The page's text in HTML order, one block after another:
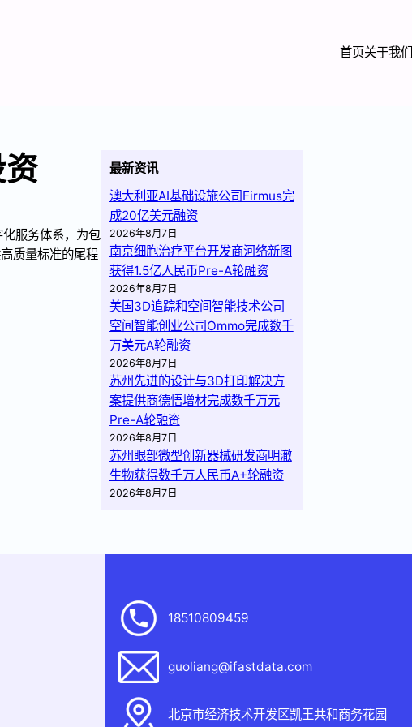
首页关于我们
服务体系，为包
质量标准的尾程
最新资讯
澳大利亚AI基础设施公司Firmus完
成20亿美元融资
2026年8月7日
南京细胞治疗平台开发商河络新图
获得1.5亿人民币Pre-A轮融资
2026年8月7日
美国3D追踪和空间智能技术公司
空间智能创业公司Ommo完成数千
万美元A轮融资
2026年8月7日
苏州先进的设计与3D打印解决方
案提供商德悟增材完成数千万元
Pre-A轮融资
2026年8月7日
苏州眼部微型创新器械研发商明澈
生物获得数千万人民币A+轮融资
2026年8月7日
18510809459
guoliang@ifastdata.com
北京市经济技术开发区凯王共和商务花园